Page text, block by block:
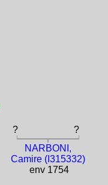
?
?
NARBONI,
Camire (I315332)
env 1754